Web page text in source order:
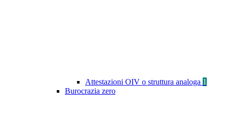
Attestazioni OIV o struttura analoga 1
Burocrazia zero